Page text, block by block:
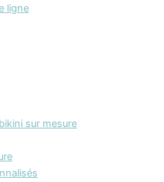
ligne
sur mesure